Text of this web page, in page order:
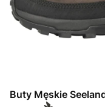
Buty Męskie